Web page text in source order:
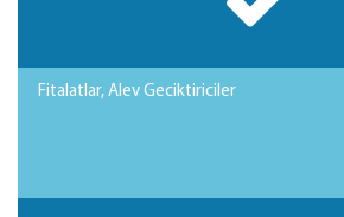
Fitalatlar, Alev Geciktiriciler